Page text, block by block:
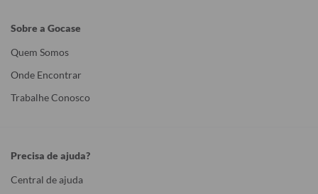
Sobre a Gocase
Quem Somos
Onde Encontrar
Trabalhe Conosco
Precisa de ajuda?
Central de ajuda